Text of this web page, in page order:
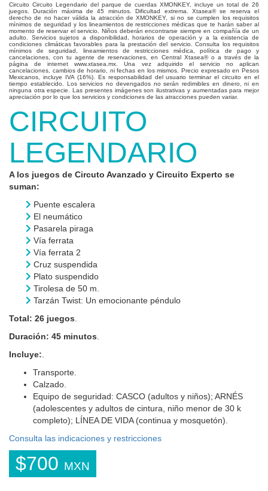
Circuito Circuito Legendario del parque de cuerdas XMONKEY, incluye un total de 26
juegos. Duración máxima de 45 minutos. Dificultad extrema. Xtasea® se reserva el
derecho de no hacer válida la atracción de XMONKEY, si no se cumplen los requisitos
mínimos de seguridad y los lineamientos de restricciones médicas que te harán saber al
momento de reservar el servicio. Niños deberán encontrarse siempre en compañía de un
adulto. Servicios sujetos a disponibilidad, horarios de operación y a la existencia de
condiciones climáticas favorables para la prestación del servicio. Consulta los requisitos
mínimos de seguridad, lineamientos de restricciones médica, política de pago y
cancelaciones, con tu agente de reservaciones, en Central Xtasea® o a través de la
página de internet www.xtasea.mx. Una vez adquirido el servicio no aplican
cancelaciones, cambios de horario, ni fechas en los mismos. Precio expresado en Pesos
Mexicanos, incluye IVA (16%). Es responsabilidad del usuario terminar el circuito en el
tiempo establecido. Los servicios no devengados no serán redimibles en dinero, ni en
ninguna otra especie. Las presentes imágenes son ilustrativas y aumentadas para mejor
apreciación por lo que los servicios y condiciones de las atracciones pueden variar.
CIRCUITO
LEGENDARIO
A los juegos de Circuto Avanzado y Circuito Experto se
suman:
Puente escalera
El neumático
Pasarela piraga
Vía ferrata
Vía ferrata 2
Cruz suspendida
Plato suspendido
Tirolesa de 50 m.
Tarzán Twist: Un emocionante péndulo
Total: 26 juegos
Duración: 45 minutos
Incluye:
Transporte.
Calzado.
Equipo de seguridad: CASCO (adultos y niños); ARNÉS
(adolescentes y adultos de cintura, niño menor de 30 k
completo); LÍNEA DE VIDA (continua y mosquetón).
Consulta las indicaciones y restricciones
$700 MXN